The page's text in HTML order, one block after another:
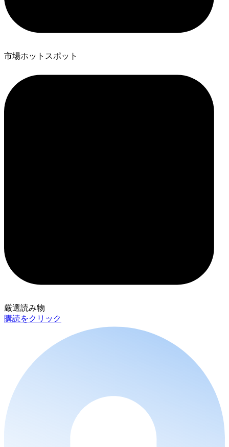
市場ホットスポット
厳選読み物
購読をクリック